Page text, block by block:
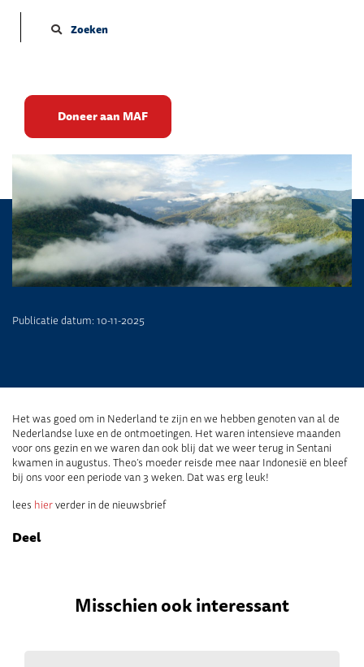
Zoeken
Doneer aan MAF
Weer terug in Sentani
Publicatie datum: 10-11-2025
Het was goed om in Nederland te zijn en we hebben genoten van al de
Nederlandse luxe en de ontmoetingen. Het waren intensieve maanden
voor ons gezin en we waren dan ook blij dat we weer terug in Sentani
kwamen in augustus. Theo’s moeder reisde mee naar Indonesië en bleef
bij ons voor een periode van 3 weken. Dat was erg leuk!
lees hierverder in de nieuwsbrief
Deel
Misschien ook interessant